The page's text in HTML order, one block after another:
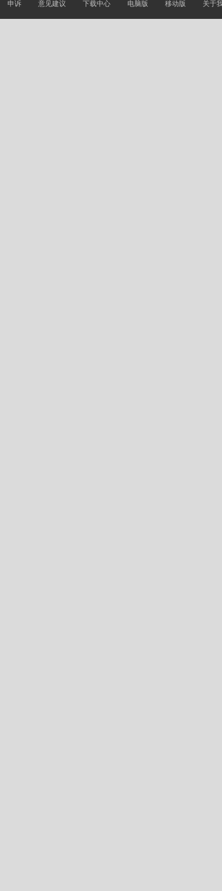
申诉 意见建议 下载中心 电脑版 移动版 关于